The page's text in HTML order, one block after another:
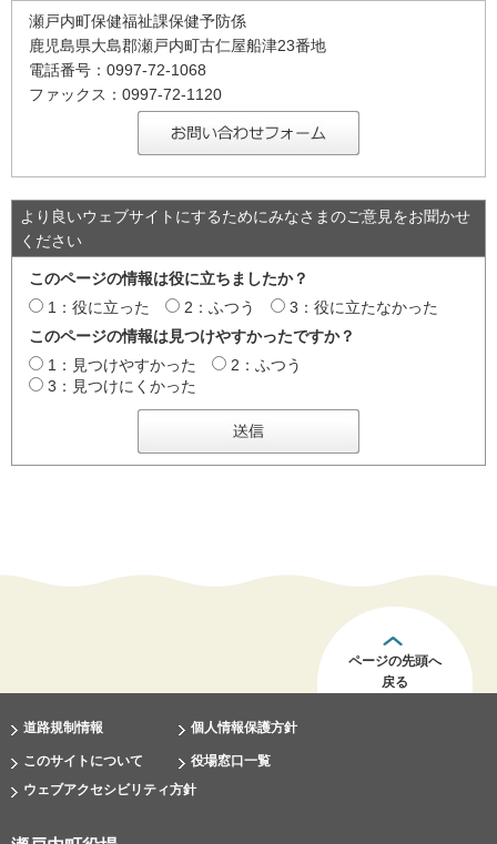
瀬戸内町保健福祉課保健予防係
鹿児島県大島郡瀬戸内町古仁屋船津23番地
電話番号：0997-72-1068
ファックス：0997-72-1120
より良いウェブサイトにするためにみなさまのご意見をお聞かせ
ください
このページの情報は役に立ちましたか？
1：役に立った
2：ふつう
3：役に立たなかった
このページの情報は見つけやすかったですか？
1：見つけやすかった
2：ふつう
3：見つけにくかった
ページの先頭へ
戻る
道路規制情報 個人情報保護方針
このサイトについて
役場窓口一覧
ウェブアクセシビリティ方針